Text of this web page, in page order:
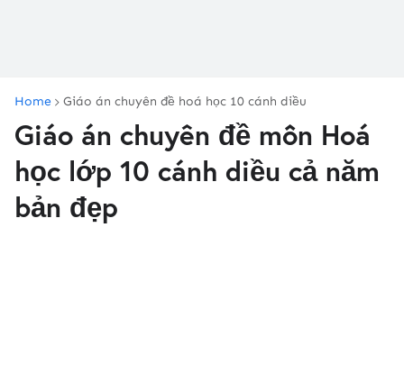
Home Giáo án chuyên đề hoá học 10 cánh diều
Giáo án chuyên đề môn Hoá
học lớp 10 cánh diều cả năm
bản đẹp